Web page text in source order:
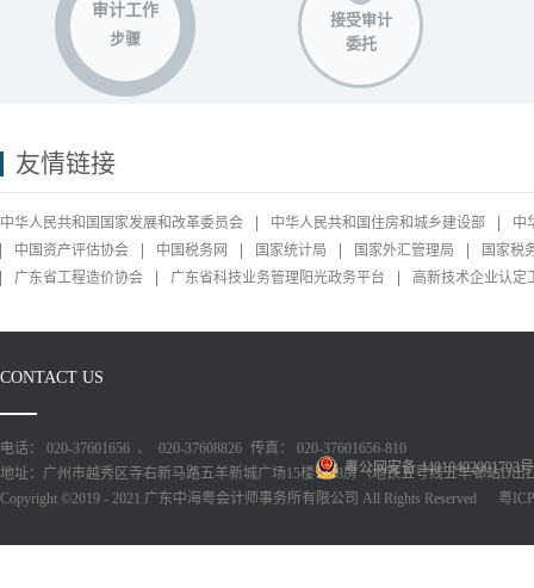
审计工作
步骤
接受审计
委托
友情链接
中华人民共和国国家发展和改革委员会 中华人民共和国住房和城乡建设部
中
中国资产评估协会
中国税务网 国家统计局 国家外汇管理局
国家税
广东省工程造价协会
广东省科技业务管理阳光政务平台 高新技术企业认定
CONTACT US
电话： 020-37601656 、 020-37608826 传真： 020-37601656-810
地址：广州市越秀区寺右新马路五羊新城广场15楼1518房（地铁五号线五羊邨站D出
Copyright ©2019 - 2021 广东中海粤会计师事务所有限公司 All Rights Reserved
粤ICP
粤公网安备 44010402001793号